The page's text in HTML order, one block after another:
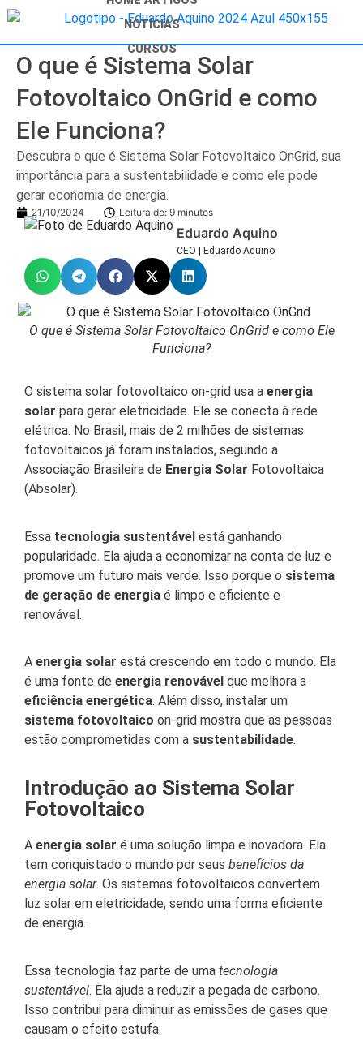
NOTÍCIAS
CURSOS
O que é Sistema Solar
Fotovoltaico OnGrid e como
Ele Funciona?
Descubra o que é Sistema Solar Fotovoltaico OnGrid, sua
importância para a sustentabilidade e como ele pode
gerar economia de energia.
21/10/2024 Leitura de: 9 minutos
Eduardo Aquino
CEO | Eduardo Aquino
O que é Sistema Solar Fotovoltaico OnGrid e como Ele
Funciona?
O sistema solar fotovoltaico on-grid usa a energia
solar para gerar eletricidade. Ele se conecta à rede
elétrica. No Brasil, mais de 2 milhões de sistemas
fotovoltaicos já foram instalados, segundo a
Associação Brasileira de Energia Solar Fotovoltaica
(Absolar).
Essa tecnologia sustentável está ganhando
popularidade. Ela ajuda a economizar na conta de luz e
promove um futuro mais verde. Isso porque o sistema
de geração de energia é limpo e eficiente e
renovável.
A energia solar está crescendo em todo o mundo. Ela
é uma fonte de energia renovável que melhora a
eficiência energética. Além disso, instalar um
sistema fotovoltaico on-grid mostra que as pessoas
estão comprometidas com a sustentabilidade.
Introdução ao Sistema Solar
Fotovoltaico
A energia solar é uma solução limpa e inovadora. Ela
tem conquistado o mundo por seus benefícios da
energia solar. Os sistemas fotovoltaicos convertem
luz solar em eletricidade, sendo uma forma eficiente
de energia.
Essa tecnologia faz parte de uma tecnologia
sustentável. Ela ajuda a reduzir a pegada de carbono.
Isso contribui para diminuir as emissões de gases que
causam o efeito estufa.